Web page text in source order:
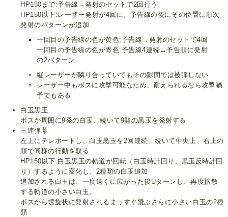
HP150まで:予告線→発射のセットで2回行う
HP150以下:レーザー発射が4回に。予告線の後にその位置に順次
発射のパターンが追加
一回目の予告線の色が黄色:予告線→発射のセットで4回
一回目の予告線の色が青色:予告線4連続→予告順に発射
の2パターン
縦レーザーが隣り合っていてもその隙間では被弾しない
レーザー中もボスに攻撃可能なため、耐えられるなら攻撃猶
予でもある
白玉黒玉
ボスが周囲に9発の白玉、続いて9発の黒玉を発射する
三連弾幕
左上にテレポートし、白玉黒玉を2回連続。続いて中央上、右上の
順で同様の行動を取る
HP150以下:白玉黒玉の軌道が回転（白玉時計回り、黒玉反時計回
り）するように変化し、2種類の白玉追加
追加される白玉は、一度遠くに広がった後Uターンし、再度拡散
する軌道の小さい白玉、
ボスから螺旋状に発射されるまっすぐ飛ぶさらに小さい白玉の2種
類